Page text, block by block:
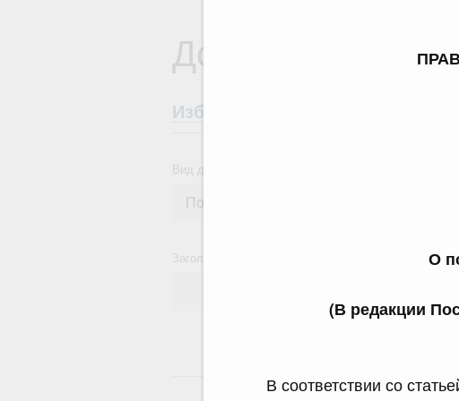
О
(В редакции
В соответствии со
Документы
Избранные документы со
Вид документа
Заголовок или текст документа
24 июля,